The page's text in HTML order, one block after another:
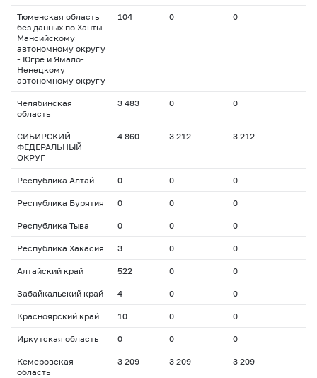
Тюменская область
без данных по Ханты-
Мансийскому
автономному округу
- Югре и Ямало-
Ненецкому
автономному округу
104 0 0
Челябинская
область
3 483 0 0
СИБИРСКИЙ
ФЕДЕРАЛЬНЫЙ
ОКРУГ
4 860 3 212 3 212
Республика Алтай 0 0 0
Республика Бурятия 0 0 0
Республика Тыва 0 0 0
Республика Хакасия 3 0 0
Алтайский край 522 0 0
Забайкальский край 4 0 0
Красноярский край 10 0 0
Иркутская область 0 0 0
Кемеровская
область
3 209 3 209 3 209